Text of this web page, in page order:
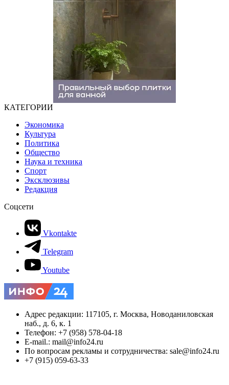
КАТЕГОРИИ
Экономика
Культура
Политика
Общество
Наука и техника
Спорт
Эксклюзивы
Редакция
Соцсети
Vkontakte
Telegram
Youtube
Адрес редакции: 117105, г. Москва, Новоданиловская
наб., д. 6, к. 1
Телефон: +7 (958) 578-04-18
E-mail.: mail@info24.ru
По вопросам рекламы и сотрудничества: sale@info24.ru
+7 (915) 059-63-33